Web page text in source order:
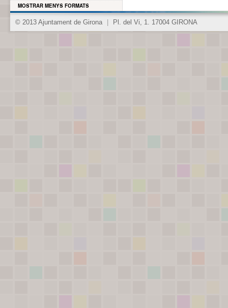
MOSTRAR MENYS FORMATS
© 2013 Ajuntament de Girona Pl. del Vi, 1. 17004 GIRONA